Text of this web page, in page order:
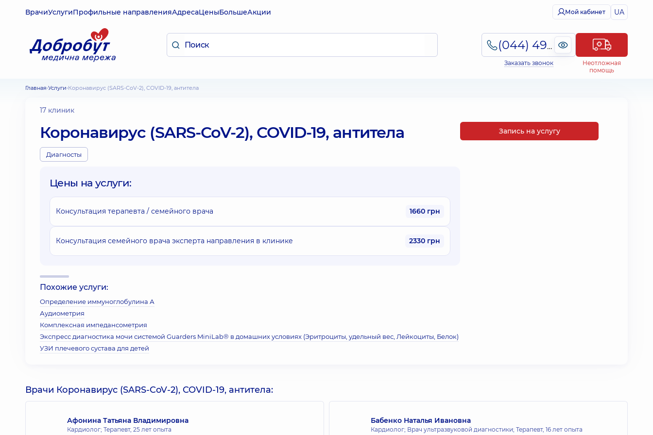
ВрачиУслугиПрофильные направленияАдресаЦеныБольшеАкции Мой кабинет UA
(044) 495-2-888
Заказать звонок
Неотложная
помощь
Главная Услуги Коронавирус (SARS-CoV-2), COVID-19, антитела
17 клиник
Коронавирус (SARS-CoV-2), COVID-19, антитела
Диагносты
Цены на услуги:
Консультация терапевта / семейного врача 1660 грн
Консультация семейного врача эксперта направления в клинике 2330 грн
Похожие услуги:
Определение иммуноглобулина А
Аудиометрия
Комплексная импедансометрия
Экспресс диагностика мочи системой Guarders MiniLab® в домашних условиях (Эритроциты, удельный вес, Лейкоциты, Белок)
УЗИ плечевого сустава для детей
Запись на услугу
Врачи Коронавирус (SARS-CoV-2), COVID-19, антитела:
Афонина Татьяна Владимировна
Кардиолог; Терапевт, 25 лет опыта
Бабенко Наталья Ивановна
Кардиолог; Врач ультразвуковой диагностики; Терапевт, 16 лет опыта